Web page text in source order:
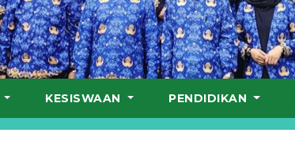
KESISWAAN PENDIDIKAN